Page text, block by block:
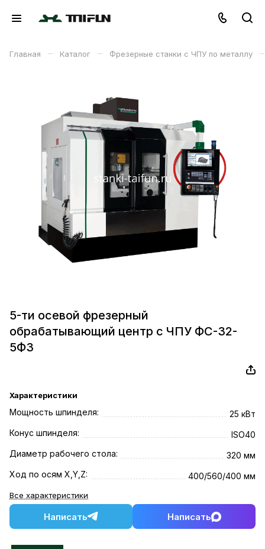
Главная – Каталог – Фрезерные станки с ЧПУ по металлу –
5-ти осевой фрезерный
обрабатывающий центр с ЧПУ ФС-32-
5Ф3
Характеристики
Мощность шпинделя:
25 кВт
Конус шпинделя:
ISO40
Диаметр рабочего стола:
320 мм
Ход по осям X,Y,Z:
400/560/400 мм
Все характеристики
Написать Написать